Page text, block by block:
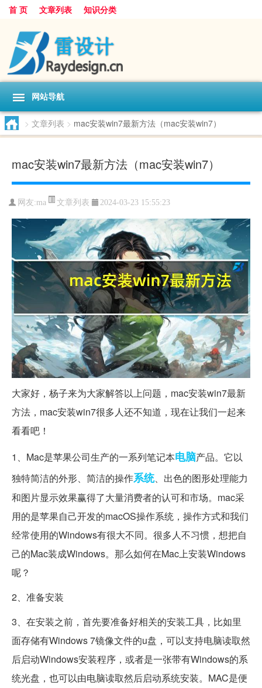
首 页 文章列表 知识分类
网站导航
> 文章列表 > mac安装win7最新方法（mac安装win7）
mac安装win7最新方法（mac安装win7）
网友:ma 文章列表 2024-03-23 15:55:23
大家好，杨子来为大家解答以上问题，mac安装win7最新
方法，mac安装win7很多人还不知道，现在让我们一起来
看看吧！
1、Mac是苹果公司生产的一系列笔记本电脑产品。它以
独特简洁的外形、简洁的操作系统、出色的图形处理能力
和图片显示效果赢得了大量消费者的认可和市场。mac采
用的是苹果自己开发的macOS操作系统，操作方式和我们
经常使用的Windows有很大不同。很多人不习惯，想把自
己的Mac装成Windows。那么如何在Mac上安装Windows
呢？
2、准备安装
3、在安装之前，首先要准备好相关的安装工具，比如里
面存储有Windows 7镜像文件的u盘，可以支持电脑读取然
后启动Windows安装程序，或者是一张带有Windows的系
统光盘，也可以由电脑读取然后启动系统安装。MAC是便